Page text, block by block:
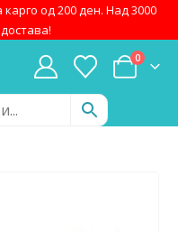
од 200 ден. Над 3000
достава!
0